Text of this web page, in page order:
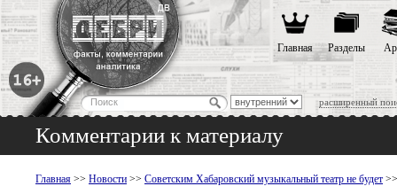
расширенный
Главная Разделы
Комментарии к материалу
Главная >> Новости >> Советским Хабаровский музыкальный театр не будет